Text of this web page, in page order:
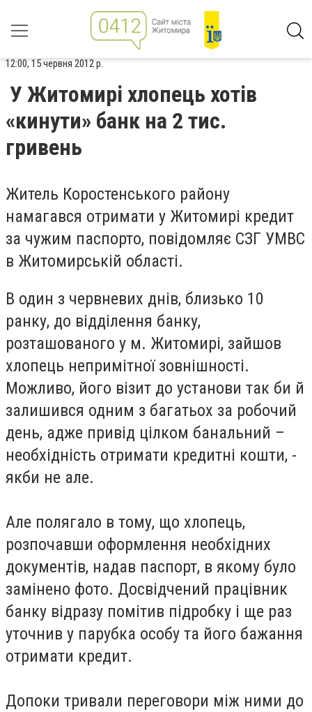
12:00, 15 червня 2012 р.
У Житомирі хлопець хотів
«кинути» банк на 2 тис.
гривень
Житель Коростенського району
намагався отримати у Житомирі кредит
за чужим паспорто, повідомляє СЗГ УМВС
в Житомирській області.
В один з червневих днів, близько 10
ранку, до відділення банку,
розташованого у м. Житомирі, зайшов
хлопець непримітної зовнішності.
Можливо, його візит до установи так би й
залишився одним з багатьох за робочий
день, адже привід цілком банальний –
необхідність отримати кредитні кошти, -
якби не але.
Але полягало в тому, що хлопець,
розпочавши оформлення необхідних
документів, надав паспорт, в якому було
замінено фото. Досвідчений працівник
банку відразу помітив підробку і ще раз
уточнив у парубка особу та його бажання
отримати кредит.
Допоки тривали переговори між ними до